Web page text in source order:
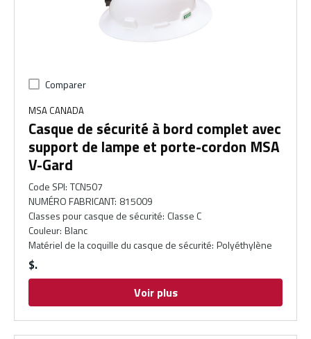
Comparer
MSA CANADA
Casque de sécurité à bord complet avec
support de lampe et porte-cordon MSA
V-Gard
Code SPI: TCN507
NUMÉRO FABRICANT: 815009
Classes pour casque de sécurité: Classe C
Couleur: Blanc
Matériel de la coquille du casque de sécurité: Polyéthylène
$
Voir plus